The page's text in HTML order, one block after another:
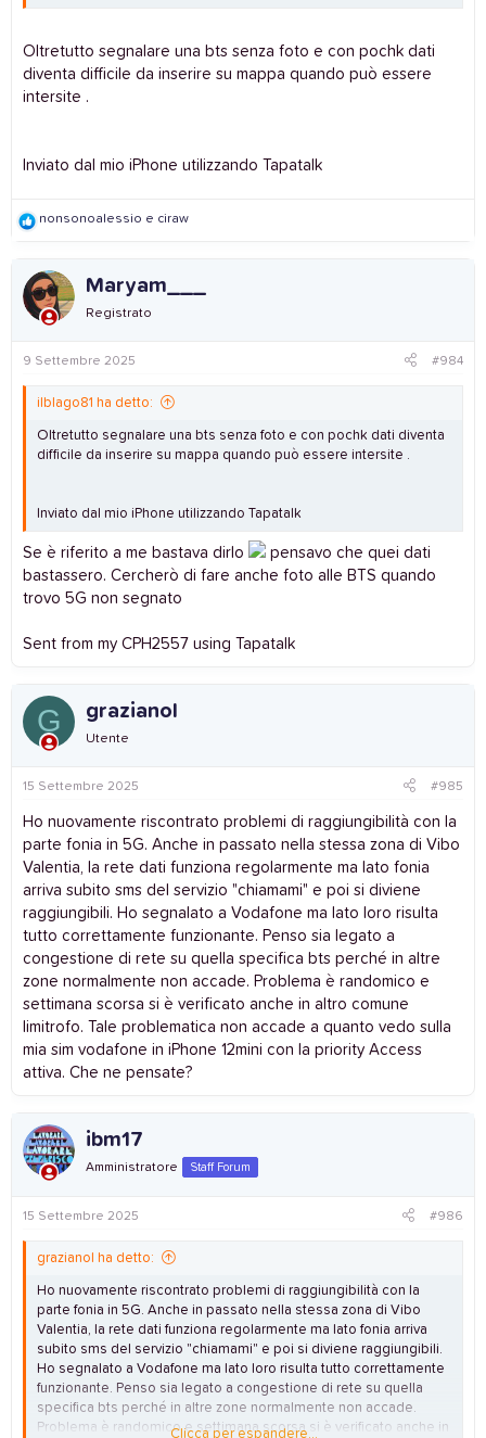
Oltretutto segnalare una bts senza foto e con pochk dati
diventa difficile da inserire su mappa quando può essere
intersite .
Inviato dal mio iPhone utilizzando Tapatalk
R
c
t
i
o
s
nonsonoalessio e ciraw
Maryam___
Registrato
9 Settembre 2025 #984
ilblago81 ha detto:
Oltretutto segnalare una bts senza foto e con pochk dati diventa
difficile da inserire su mappa quando può essere intersite .
Inviato dal mio iPhone utilizzando Tapatalk
Se è riferito a me bastava dirlo
pensavo che quei dati
bastassero. Cercherò di fare anche foto alle BTS quando
trovo 5G non segnato
Sent from my CPH2557 using Tapatalk
G grazianol
Utente
15 Settembre 2025 #985
Ho nuovamente riscontrato problemi di raggiungibilità con la
parte fonia in 5G. Anche in passato nella stessa zona di Vibo
Valentia, la rete dati funziona regolarmente ma lato fonia
arriva subito sms del servizio "chiamami" e poi si diviene
raggiungibili. Ho segnalato a Vodafone ma lato loro risulta
tutto correttamente funzionante. Penso sia legato a
congestione di rete su quella specifica bts perché in altre
zone normalmente non accade. Problema è randomico e
settimana scorsa si è verificato anche in altro comune
limitrofo. Tale problematica non accade a quanto vedo sulla
mia sim vodafone in iPhone 12mini con la priority Access
attiva. Che ne pensate?
ibm17
Amministratore Staff Forum
15 Settembre 2025 #986
grazianol ha detto:
Ho nuovamente riscontrato problemi di raggiungibilità con la
parte fonia in 5G. Anche in passato nella stessa zona di Vibo
Valentia, la rete dati funziona regolarmente ma lato fonia arriva
subito sms del servizio "chiamami" e poi si diviene raggiungibili.
Ho segnalato a Vodafone ma lato loro risulta tutto correttamente
funzionante. Penso sia legato a congestione di rete su quella
specifica bts perché in altre zone normalmente non accade.
Problema è randomico e settimana scorsa si è verificato anche in
Clicca per espandere...